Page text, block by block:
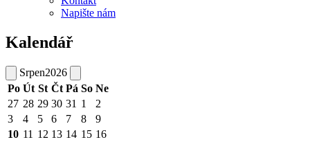
Napište nám
Kalendář
Srpen2026
Po Út St Čt Pá So Ne
27 28 29 30 31 1
2
3
4 5 6 7 8
9
10 11 12 13 14 15 16